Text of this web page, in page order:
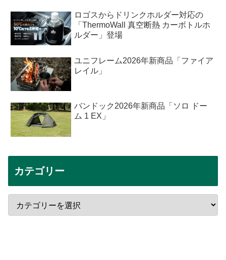
ロゴスからドリンクホルダー対応の
「ThermoWall 真空断熱 カーボトルホ
ルダー」登場
ユニフレーム2026年新商品「ファイア
レイル」
バンドック2026年新商品「ソロ ドー
ム 1 EX」
カテゴリー